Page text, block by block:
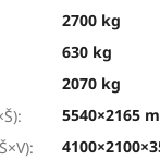
2700 kg
630 kg
2070 kg
:
5540×2165
: